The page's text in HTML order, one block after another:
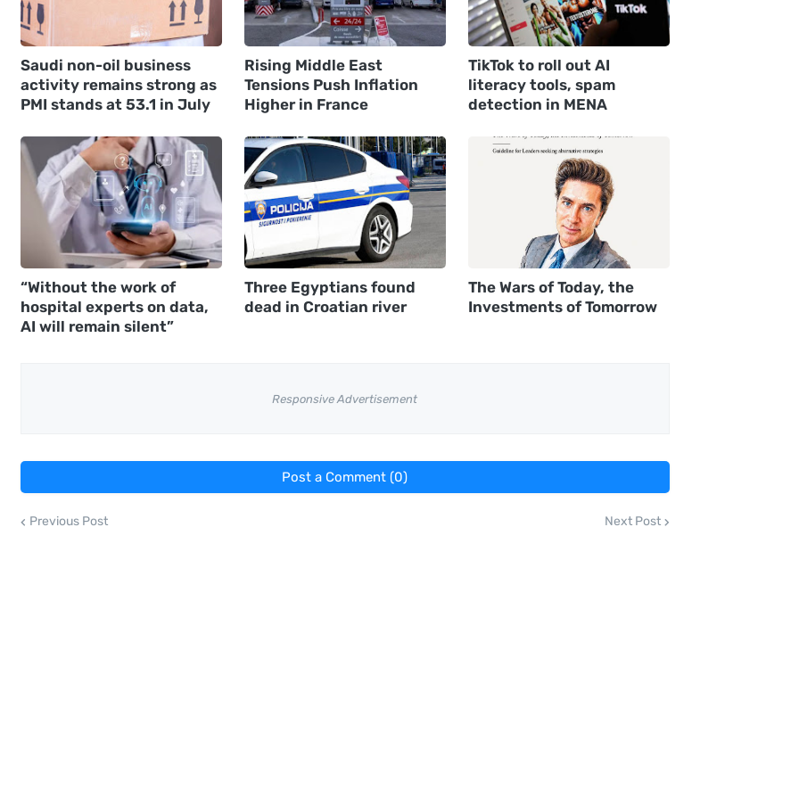
Saudi non-oil business
activity remains strong as
PMI stands at 53.1 in July
Rising Middle East
Tensions Push Inflation
Higher in France
TikTok to roll out AI
literacy tools, spam
detection in MENA
“Without the work of
hospital experts on data,
AI will remain silent”
Three Egyptians found
dead in Croatian river
The Wars of Today, the
Investments of Tomorrow
Responsive Advertisement
Post a Comment (0)
Previous Post Next Post